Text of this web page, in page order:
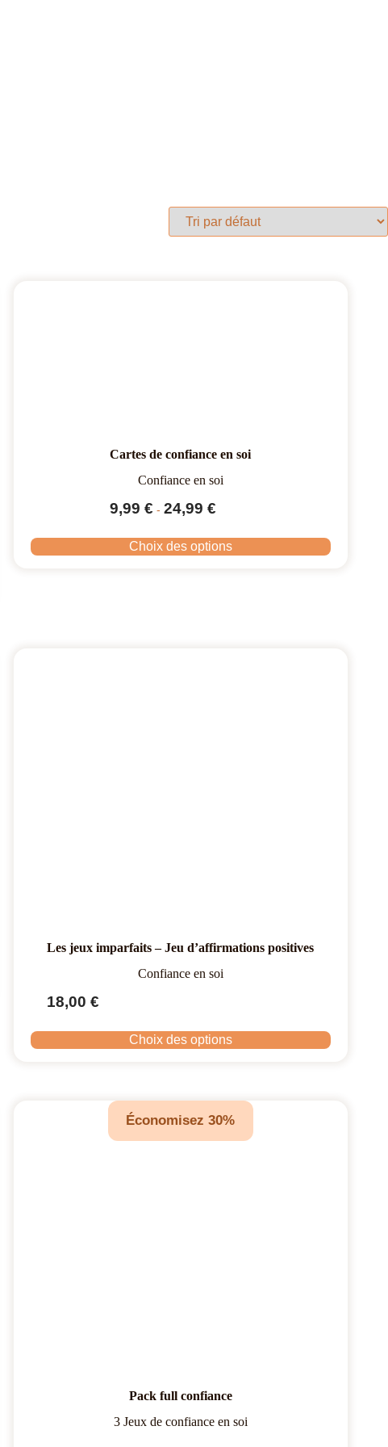
Cartes de confiance en soi
Confiance en soi
9,99€ -24,99€
Choix des options
Les jeux imparfaits – Jeu d’affirmations positives
Confiance en soi
18,00€
Choix des options
Économisez 30%
Pack full confiance
3 Jeux de confiance en soi